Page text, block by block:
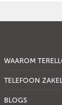
WAAROM
TELEFOON
BLOGS